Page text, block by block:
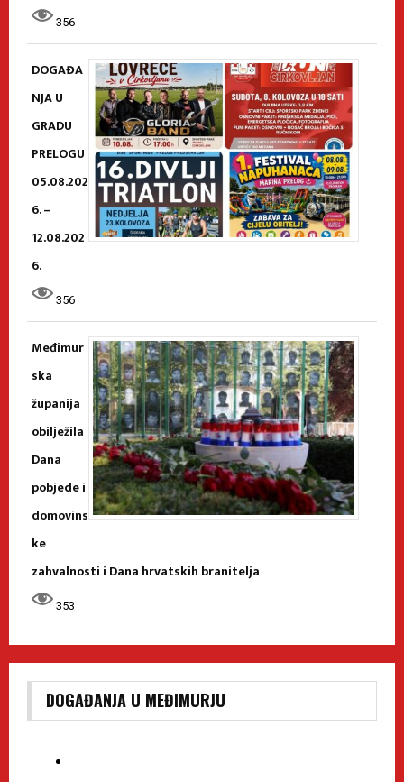
356
DOGAĐA
NJA U
GRADU
PRELOGU
05.08.202
6. –
12.08.202
6.
356
Međimur
ska
županija
obilježila
Dana
pobjede i
domovins
ke
zahvalnosti i Dana hrvatskih branitelja
353
DOGAĐANJA U MEĐIMURJU